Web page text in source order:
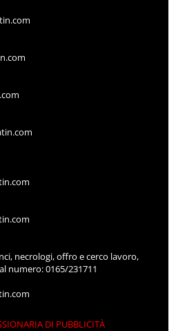
necrologi, offro e cerco lavoro,
numero: 0165/231711
DI PUBBLICITÀ